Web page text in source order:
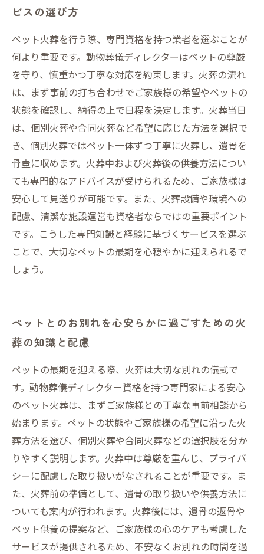
ビスの選び方
ペット火葬を行う際、専門資格を持つ業者を選ぶことが
何より重要です。動物葬儀ディレクターはペットの尊厳
を守り、慎重かつ丁寧な対応を約束します。火葬の流れ
は、まず事前の打ち合わせでご家族様の希望やペットの
状態を確認し、納得の上で日程を決定します。火葬当日
は、個別火葬や合同火葬など希望に応じた方法を選択で
き、個別火葬ではペット一体ずつ丁寧に火葬し、遺骨を
骨壷に収めます。火葬中および火葬後の供養方法につい
ても専門的なアドバイスが受けられるため、ご家族様は
安心して見送りが可能です。また、火葬設備や環境への
配慮、清潔な施設運営も資格者ならではの重要ポイント
です。こうした専門知識と経験に基づくサービスを選ぶ
ことで、大切なペットの最期を心穏やかに迎えられるで
しょう。
ペットとのお別れを心安らかに過ごすための火
葬の知識と配慮
ペットの最期を迎える際、火葬は大切な別れの儀式で
す。動物葬儀ディレクター資格を持つ専門家による安心
のペット火葬は、まずご家族様との丁寧な事前相談から
始まります。ペットの状態やご家族様の希望に沿った火
葬方法を選び、個別火葬や合同火葬などの選択肢を分か
りやすく説明します。火葬中は尊厳を重んじ、プライバ
シーに配慮した取り扱いがなされることが重要です。ま
た、火葬前の準備として、遺骨の取り扱いや供養方法に
ついても案内が行われます。火葬後には、遺骨の返骨や
ペット供養の提案など、ご家族様の心のケアも考慮した
サービスが提供されるため、不安なくお別れの時間を過